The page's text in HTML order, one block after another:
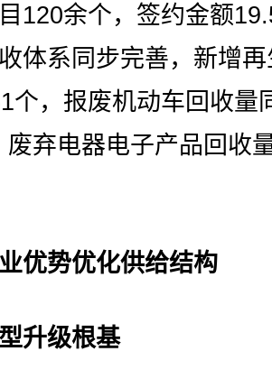
120余个，签约金额
体系同步完善，新增
个，报废机动车回收量
废弃电器电子产品回收
优势优化供给结构
升级根基